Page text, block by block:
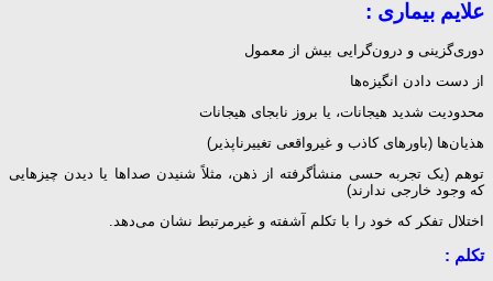
علایم بیماری :
دوری‌گزینی‌ و درون‌گرایی‌ بیش‌ از معمول‌
از دست‌ دادن‌ انگیزه‌ها
محدودیت‌ شدید هیجانات‌، یا بروز نابجای‌ هیجانات‌
هذیان‌ها (باورهای‌ کاذب‌ و غیرواقعی‌ تغییرناپذیر)
توهم‌ (یک‌ تجربه‌ حسی‌ منشأگرفته‌ از ذهن‌، مثلاً شنیدن‌ صداها یا دیدن‌ چیزهایی‌
که‌ وجود خارجی‌ ندارند)
اختلال‌ تفکر که‌ خود را با تکلم‌ آشفته‌ و غیرمرتبط‌ نشان‌ می‌دهد.
تکلم :